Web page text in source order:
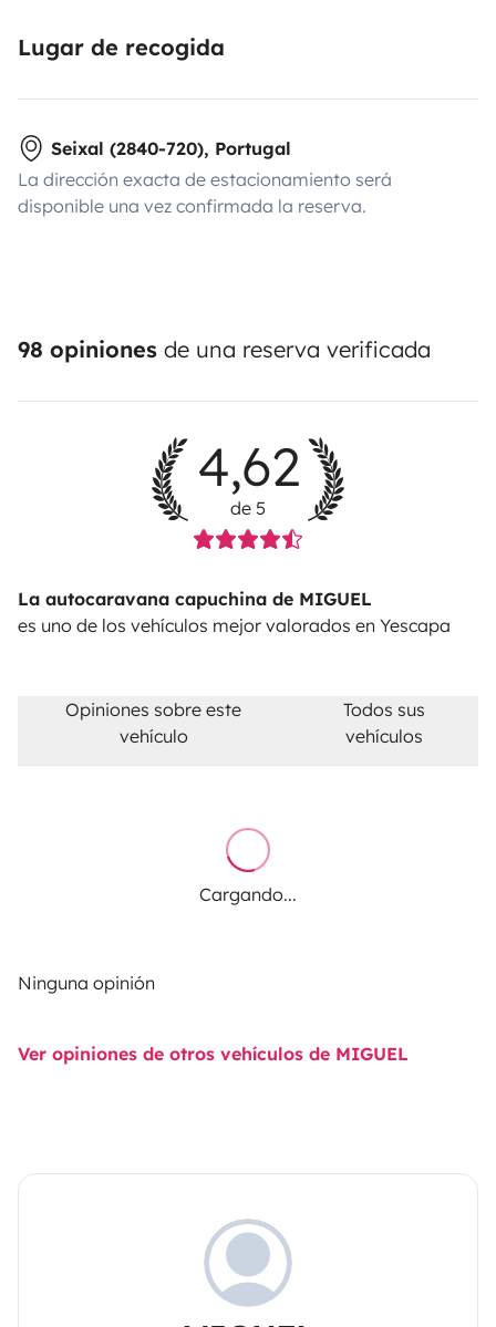
Lugar de recogida
Seixal (2840-720), Portugal
La dirección exacta de estacionamiento será
disponible una vez confirmada la reserva.
98 opiniones de una reserva verificada
4,62
de 5
La autocaravana capuchina de MIGUEL
es uno de los vehículos mejor valorados en Yescapa
Opiniones sobre este
vehículo
Todos sus
vehículos
Cargando...
Ninguna opinión
Ver opiniones de otros vehículos de MIGUEL